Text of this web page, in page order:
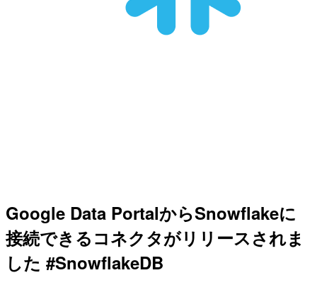
Google Data PortalからSnowflakeに
接続できるコネクタがリリースされま
した #SnowflakeDB